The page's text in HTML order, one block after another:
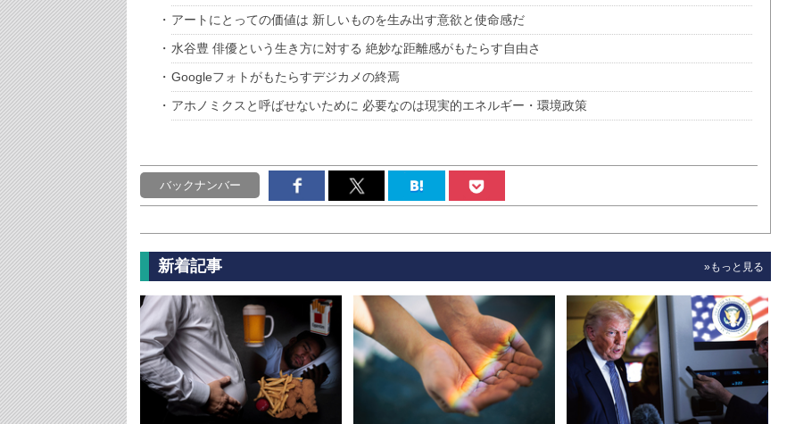
アートにとっての価値は 新しいものを生み出す意欲と使命感だ
水谷豊 俳優という生き方に対する 絶妙な距離感がもたらす自由さ
Googleフォトがもたらすデジカメの終焉
アホノミクスと呼ばせないために 必要なのは現実的エネルギー・環境政策
バックナンバー
新着記事 »もっと見る